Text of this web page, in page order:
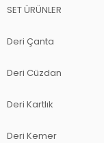
SET ÜRÜNLER
Deri Çanta
Deri Cüzdan
Deri Kartlık
Deri Kemer